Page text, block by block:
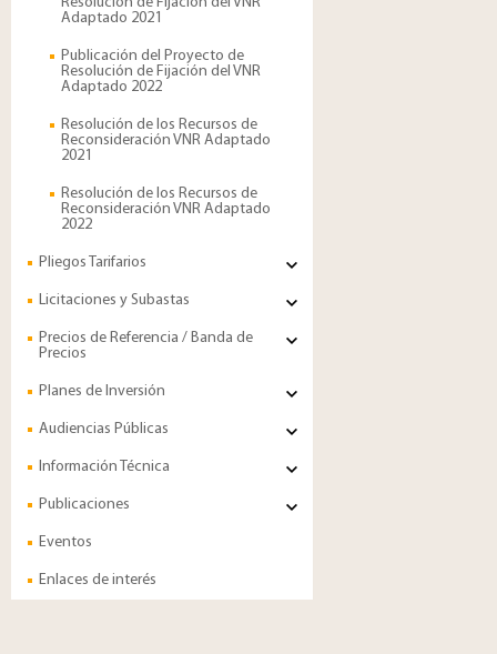
Adaptado 2021
Publicación del Proyecto de
Resolución de Fijación del VNR
Adaptado 2022
Resolución de los Recursos de
Reconsideración VNR Adaptado
2021
Resolución de los Recursos de
Reconsideración VNR Adaptado
2022
Pliegos Tarifarios
Licitaciones y Subastas
Precios de Referencia / Banda de
Precios
Planes de Inversión
Audiencias Públicas
Información Técnica
Publicaciones
Eventos
Enlaces de interés